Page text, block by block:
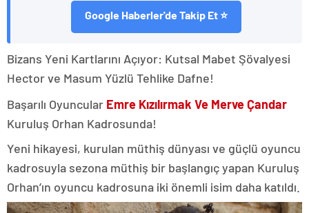
Google Haberler'de Takip Et ⭐
Bizans Yeni Kartlarını Açıyor: Kutsal Mabet Şövalyesi
Hector ve Masum Yüzlü Tehlike Dafne!
Başarılı Oyuncular Emre Kızılırmak Ve Merve Çandar
Kuruluş Orhan Kadrosunda!
Yeni hikayesi, kurulan müthiş dünyası ve güçlü oyuncu
kadrosuyla sezona müthiş bir başlangıç yapan Kuruluş
Orhan’ın oyuncu kadrosuna iki önemli isim daha katıldı.